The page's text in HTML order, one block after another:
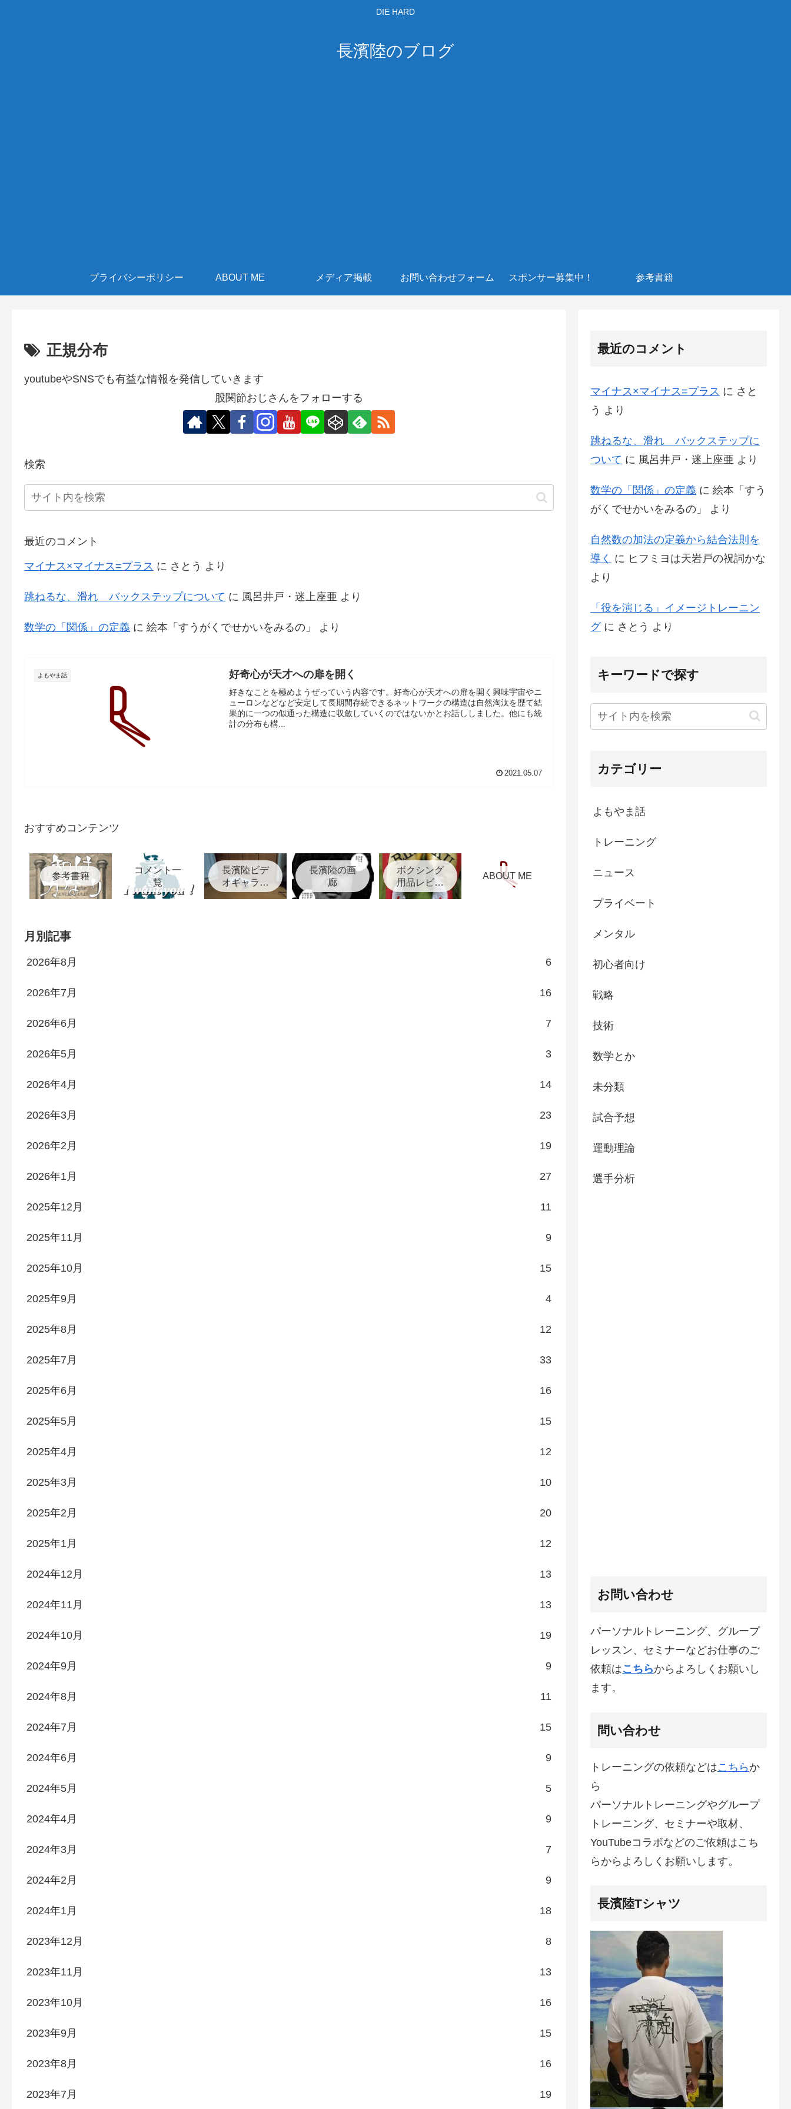
DIE HARD
長濱陸のブログ
プライバシーポリシー ABOUT ME メディア掲載 お問い合わせフォーム スポンサー募集中！ 参考書籍
正規分布
youtubeやSNSでも有益な情報を発信していきます
股関節おじさんをフォローする
検索
最近のコメント
マイナス×マイナス=プラス に さとう より
跳ねるな、滑れ バックステップについて に 風呂井戸・迷上座亜 より
数学の「関係」の定義 に 絵本「すうがくでせかいをみるの」 より
よもやま話 好奇心が天才への扉を開く
好きなことを極めようぜっていう内容です。好奇心が天才への扉を開く興味宇宙やニ
ューロンなどなど安定して長期間存続できるネットワークの構造は自然淘汰を歴て結
果的に一つの似通った構造に収斂していくのではないかとお話ししました。他にも統
計の分布も構...
2021.05.07
おすすめコンテンツ
参考書籍
コメント一
覧
長濱陸ビデ
オギャラリ
ー
長濱陸の画
廊
ボクシング
用品レビュ
ー
ABOUT ME
月別記事
2026年8月 6
2026年7月 16
2026年6月 7
2026年5月 3
2026年4月 14
2026年3月 23
2026年2月 19
2026年1月 27
2025年12月 11
2025年11月 9
2025年10月 15
2025年9月 4
2025年8月 12
2025年7月 33
2025年6月 16
2025年5月 15
2025年4月 12
2025年3月 10
2025年2月 20
2025年1月 12
2024年12月 13
2024年11月 13
2024年10月 19
2024年9月 9
2024年8月 11
2024年7月 15
2024年6月 9
2024年5月 5
2024年4月 9
2024年3月 7
2024年2月 9
2024年1月 18
2023年12月 8
2023年11月 13
2023年10月 16
2023年9月 15
2023年8月 16
2023年7月 19
最近のコメント
マイナス×マイナス=プラス に さと
う より
跳ねるな、滑れ バックステップに
ついて に 風呂井戸・迷上座亜 より
数学の「関係」の定義 に 絵本「すう
がくでせかいをみるの」
より
自然数の加法の定義から結合法則を
導く に ヒフミヨは天岩戸の祝詞かな
より
「役を演じる」イメージトレーニン
グに さとう より
キーワードで探す
カテゴリー
よもやま話
トレーニング
ニュース
プライベート
メンタル
初心者向け
戦略
技術
数学とか
未分類
試合予想
運動理論
選手分析
お問い合わせ
パーソナルトレーニング、グループ
レッスン、セミナーなどお仕事のご
依頼はこちらからよろしくお願いし
ます。
問い合わせ
トレーニングの依頼などはこちら か
ら
パーソナルトレーニングやグループ
トレーニング、セミナーや取材、
YouTubeコラボなどのご依頼はこち
らからよろしくお願いします。
長濱陸Tシャツ